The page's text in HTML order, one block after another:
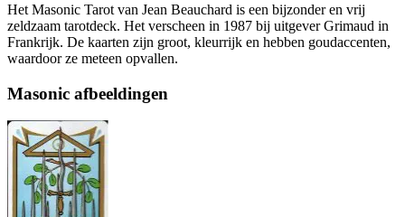
Het Masonic Tarot van Jean Beauchard is een bijzonder en vrij
zeldzaam tarotdeck. Het verscheen in 1987 bij uitgever Grimaud in
Frankrijk. De kaarten zijn groot, kleurrijk en hebben goudaccenten,
waardoor ze meteen opvallen.
Masonic afbeeldingen